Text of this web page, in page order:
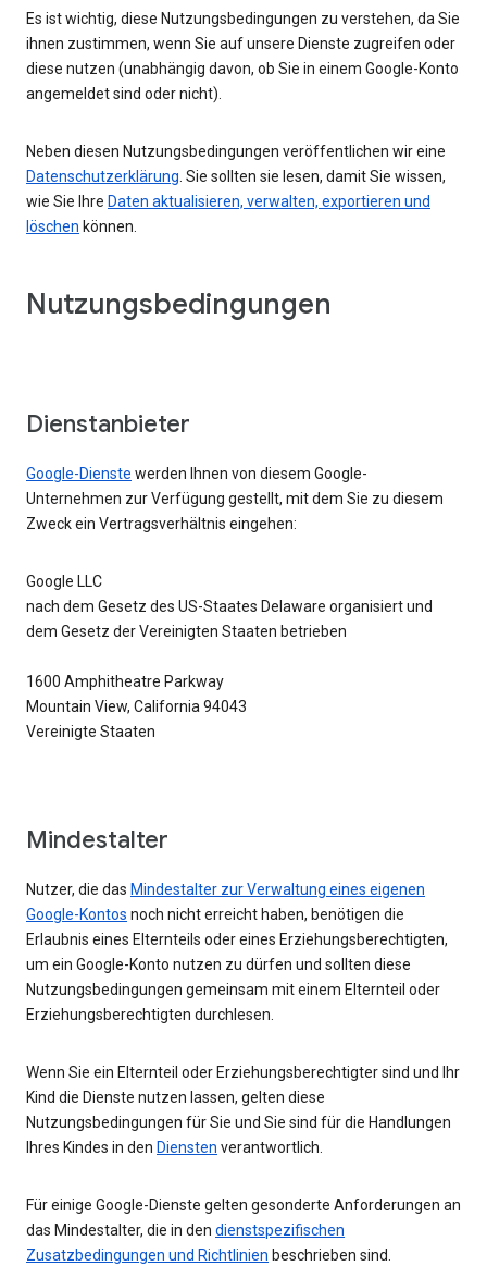
Es ist wichtig, diese Nutzungsbedingungen zu verstehen, da Sie
ihnen zustimmen, wenn Sie auf unsere Dienste zugreifen oder
diese nutzen (unabhängig davon, ob Sie in einem Google-Konto
angemeldet sind oder nicht).
Neben diesen Nutzungsbedingungen veröffentlichen wir eine
Datenschutzerklärung . Sie sollten sie lesen, damit Sie wissen,
wie Sie Ihre Daten aktualisieren, verwalten, exportieren und
löschen können.
Nutzungsbedingungen
Dienstanbieter
Google-Dienste werden Ihnen von diesem Google-
Unternehmen zur Verfügung gestellt, mit dem Sie zu diesem
Zweck ein Vertragsverhältnis eingehen:
Google LLC
nach dem Gesetz des US-Staates Delaware organisiert und
dem Gesetz der Vereinigten Staaten betrieben
1600 Amphitheatre Parkway
Mountain View, California 94043
Vereinigte Staaten
Mindestalter
Nutzer, die das Mindestalter zur Verwaltung eines eigenen
Google-Kontos noch nicht erreicht haben, benötigen die
Erlaubnis eines Elternteils oder eines Erziehungsberechtigten,
um ein Google-Konto nutzen zu dürfen und sollten diese
Nutzungsbedingungen gemeinsam mit einem Elternteil oder
Erziehungsberechtigten durchlesen.
Wenn Sie ein Elternteil oder Erziehungsberechtigter sind und Ihr
Kind die Dienste nutzen lassen, gelten diese
Nutzungsbedingungen für Sie und Sie sind für die Handlungen
Ihres Kindes in den Diensten verantwortlich.
Für einige Google-Dienste gelten gesonderte Anforderungen an
das Mindestalter, die in den dienstspezifischen
Zusatzbedingungen und Richtlinien beschrieben sind.